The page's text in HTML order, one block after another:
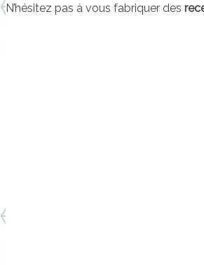
N’hésitez pas à vous fabriquer des